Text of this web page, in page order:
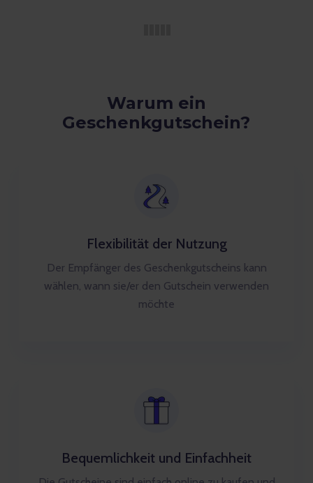
Warum ein
Geschenkgutschein?
Flexibilität der Nutzung
Der Empfänger des Geschenkgutscheins kann
wählen, wann sie/er den Gutschein verwenden
möchte
Bequemlichkeit und Einfachheit